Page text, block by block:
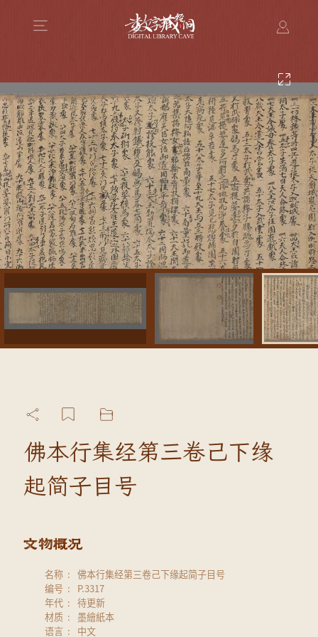
佛本行集经第三卷己下缘
起简子目号
名称
佛本行集经第三卷己下缘起简子目号
编号
P.3317
年代
待更新
材质
墨繪紙本
语言
中文